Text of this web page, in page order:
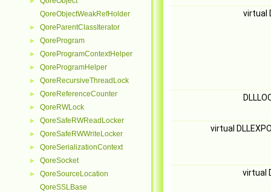
QoreObjectWeakRefHolder
► QoreParentClassIterator
► QoreProgram
► QoreProgramContextHelper
► QoreProgramHelper
► QoreRecursiveThreadLock
► QoreReferenceCounter
► QoreRWLock
► QoreSafeRWReadLocker
► QoreSafeRWWriteLocker
► QoreSerializationContext
► QoreSocket
►
QoreSourceLocation
QoreSSLBase
virtual
virtual
virtual